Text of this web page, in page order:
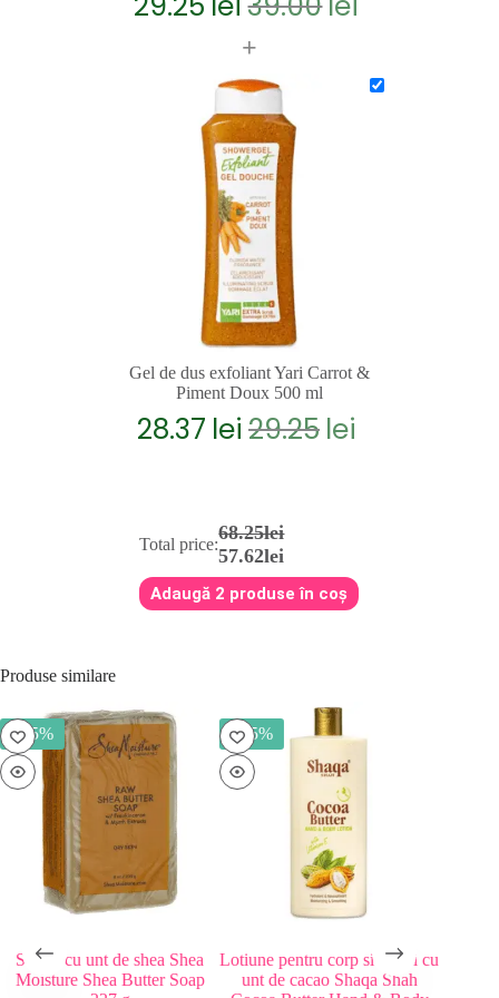
Prețul
a
fost:
39.00lei.
Prețul
este:
29.25lei.
+
Gel de dus exfoliant Yari Carrot &
Piment Doux 500 ml
29.25 lei
Prețul
28.37 lei Prețul
Total price:
68.25lei
57.62lei
Adaugă 2 produse în coș
Produse similare
- 25%
Sapun cu unt de shea Shea
Moisture Shea Butter Soap
- 25%
Lotiune pentru corp si maini cu
unt de cacao Shaqa Shah